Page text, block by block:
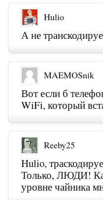
Hulio
А не
MAEMOSnik
Вот если б
WiFi, который
Reeby25
Hulio,
Только, ЛЮДИ!
уровне чайника